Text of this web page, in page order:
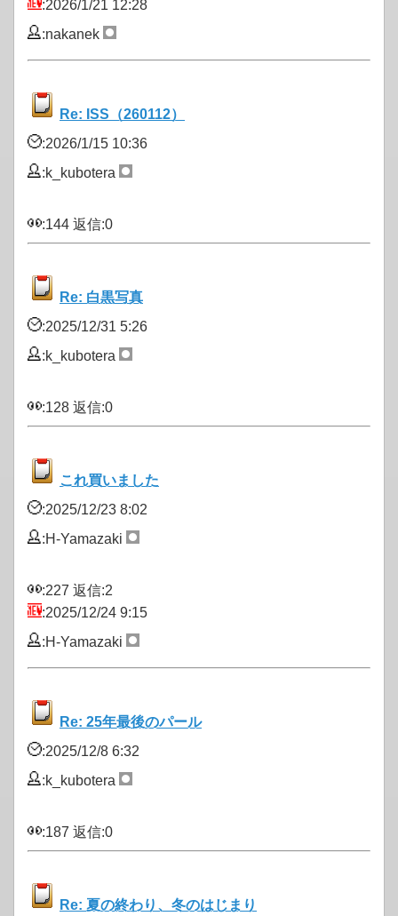
:2026/1/21 12:28
:nakanek
Re: ISS（260112）
:2026/1/15 10:36
:k_kubotera
:144 返信:0
Re: 白黒写真
:2025/12/31 5:26
:k_kubotera
:128 返信:0
これ買いました
:2025/12/23 8:02
:H-Yamazaki
:227 返信:2
:2025/12/24 9:15
:H-Yamazaki
Re: 25年最後のパール
:2025/12/8 6:32
:k_kubotera
:187 返信:0
Re: 夏の終わり、冬のはじまり